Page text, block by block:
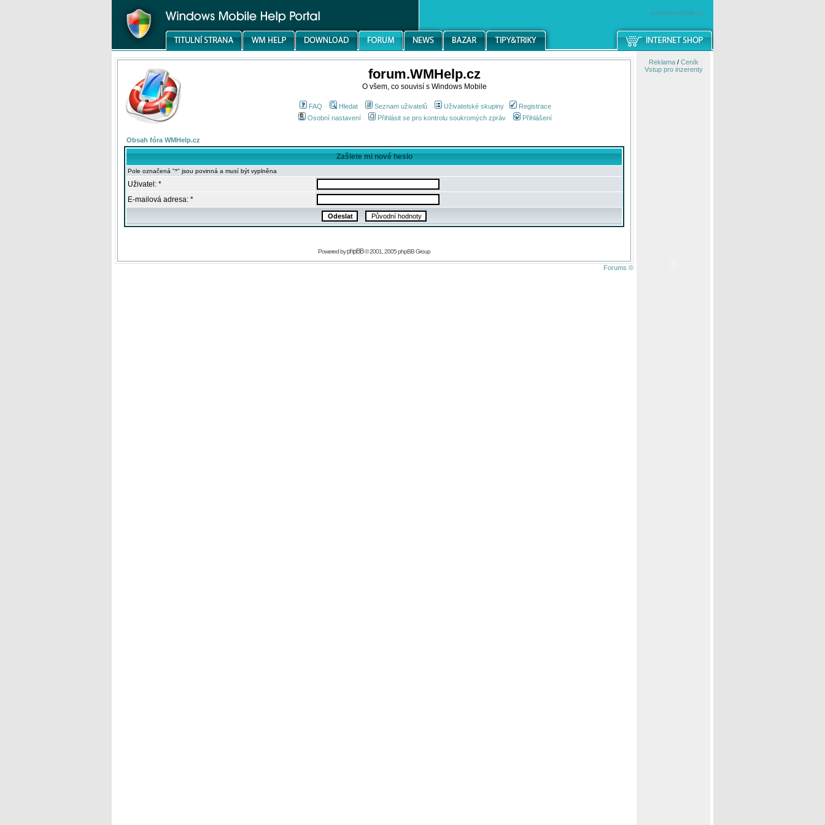
windowsmobile.cz
forum.WMHelp.cz
O všem, co souvisí s Windows Mobile
FAQ Hledat Seznam uživatelů Uživatelské skupiny
Registrace
Osobní nastavení
Přihlásit se pro kontrolu soukromých zpráv Přihlášení
Obsah fóra WMHelp.cz
Zašlete mi nové heslo
Pole označená "*" jsou povinná a musí být vyplněna
Uživatel: *
E-mailová adresa: *
Powered byphpBB© 2001, 2005 phpBB Group
Forums ©
Reklama/ Ceník
Vstup pro inzerenty